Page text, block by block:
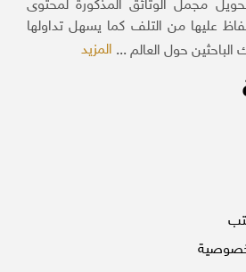
مجمل الوثائق المذكورة لمحتوى
عليها من التلف كما يسهل تداولها
حول العالم ...المزيد